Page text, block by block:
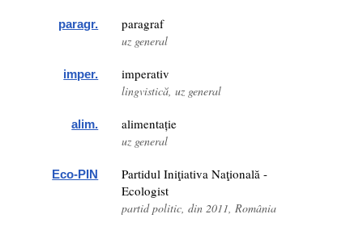
paragr. paragraf
uz general
imper. imperativ
lingvistică, uz general
alim. alimentație
uz general
Eco-PIN
Partidul Iniţiativa Naţională -
Ecologist
partid politic, din 2011, România